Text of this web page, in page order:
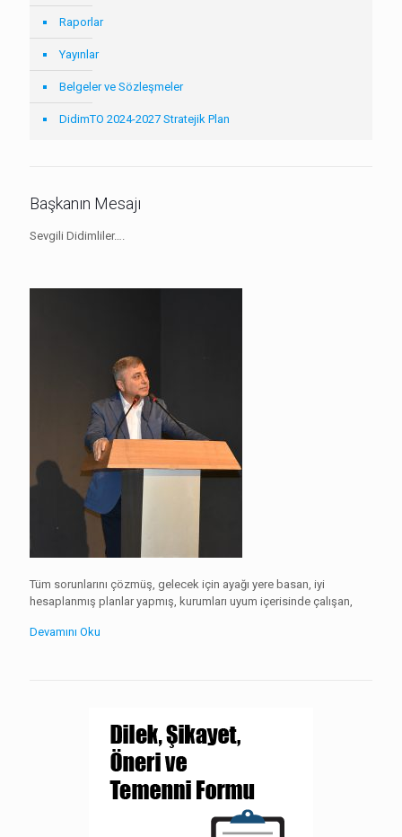
Raporlar
Yayınlar
Belgeler ve Sözleşmeler
DidimTO 2024-2027 Stratejik Plan
Başkanın Mesajı
Sevgili Didimliler….
Tüm sorunlarını çözmüş, gelecek için ayağı yere basan, iyi
hesaplanmış planlar yapmış, kurumları uyum içerisinde çalışan,
Devamını Oku